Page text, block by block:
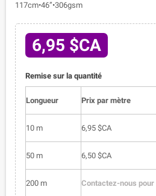
117cm•46”•306gsm
6,95 $CA
Remise sur la quantité
Longueur Prix par mètre
10 m 6,95 $CA
50 m 6,50 $CA
200 m Contactez-nous pour